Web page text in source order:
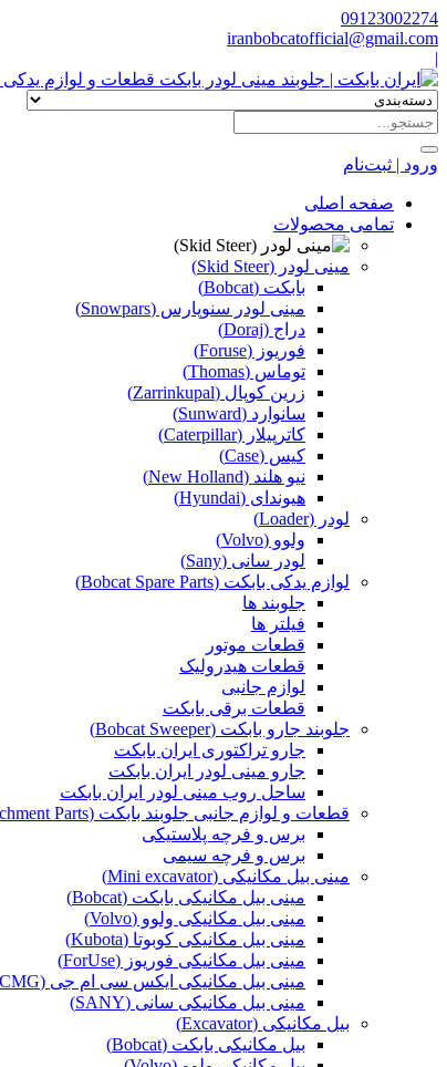
09123002274
iranbobcatofficial@gmail.com
|
ورود | ثبت‌نام
صفحه اصلی
تمامی محصولات
مینی لودر (Skid Steer)
بابکت (Bobcat)
مینی لودر سنوپارس (Snowpars)
دراج (Doraj)
فوریوز (Foruse)
توماس (Thomas)
زرین کوپال (Zarrinkupal)
سانوارد (Sunward)
کاترپیلار (Caterpillar)
کیس (Case)
نیو هلند (New Holland)
هیوندای (Hyundai)
لودر (Loader)
ولوو (Volvo)
لودر سانی (Sany)
لوازم یدکی بابکت (Bobcat Spare Parts)
جلوبند ها
فیلتر ها
قطعات موتور
قطعات هیدرولیک
لوازم جانبی
قطعات برقی بابکت
جلوبند جارو بابکت (Bobcat Sweeper)
جارو تراکتوری ایران بابکت
جارو مینی لودر ایران بابکت
ساحل روب مینی لودر ایران بابکت
قطعات و لوازم جانبی جلوبند بابکت (Bobcat Attachment Parts)
برس و فرچه پلاستیکی
برس و فرچه سیمی
مینی بیل مکانیکی (Mini excavator)
مینی بیل مکانیکی بابکت (Bobcat)
مینی بیل مکانیکی ولوو (Volvo)
مینی بیل مکانیکی کوبوتا (Kubota)
مینی بیل مکانیکی فوریوز (ForUse)
مینی بیل مکانیکی ایکس سی ام جی (XCMG)
مینی بیل مکانیکی سانی (SANY)
بیل مکانیکی (Excavator)
بیل مکانیکی بابکت (Bobcat)